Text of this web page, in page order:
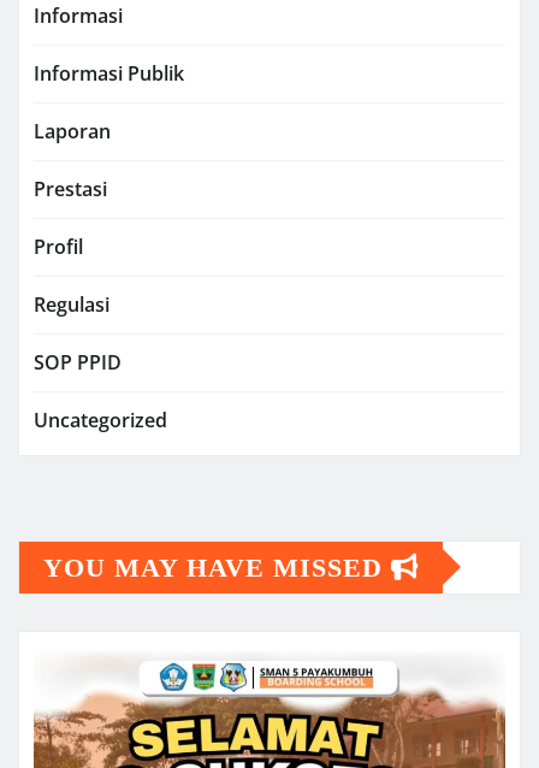
Informasi
Informasi Publik
Laporan
Prestasi
Profil
Regulasi
SOP PPID
Uncategorized
YOU MAY HAVE MISSED